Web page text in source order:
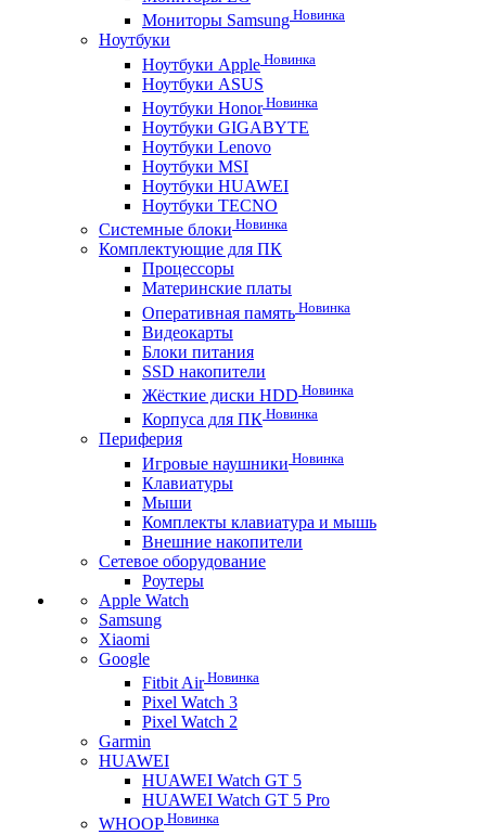
Мониторы Samsung Новинка
Ноутбуки
Ноутбуки Apple Новинка
Ноутбуки ASUS
Ноутбуки HonorНовинка
Ноутбуки GIGABYTE
Ноутбуки Lenovo
Ноутбуки MSI
Ноутбуки HUAWEI
Ноутбуки TECNO
Системные блоки Новинка
Комплектующие для ПК
Процессоры
Материнские платы
Оперативная память Новинка
Видеокарты
Блоки питания
SSD накопители
Жёсткие диски HDD Новинка
Корпуса для ПК Новинка
Периферия
Игровые наушники Новинка
Клавиатуры
Мыши
Комплекты клавиатура и мышь
Внешние накопители
Сетевое оборудование
Роутеры
Apple Watch
Samsung
Xiaomi
Google
Fitbit AirНовинка
Pixel Watch 3
Pixel Watch 2
Garmin
HUAWEI
HUAWEI Watch GT 5
HUAWEI Watch GT 5 Pro
WHOOP Новинка